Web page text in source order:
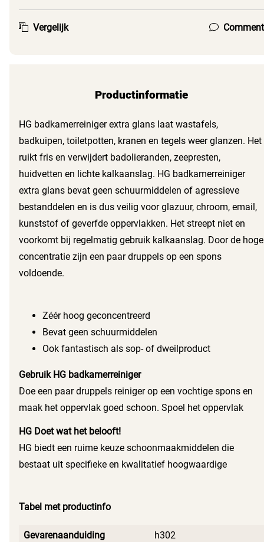
Vergelijk Comment
Productinformatie
HG badkamerreiniger extra glans laat wastafels,
badkuipen, toiletpotten, kranen en tegels weer glanzen. Het
ruikt fris en verwijdert badolieranden, zeepresten,
huidvetten en lichte kalkaanslag. HG badkamerreiniger
extra glans bevat geen schuurmiddelen of agressieve
bestanddelen en is dus veilig voor glazuur, chroom, email,
kunststof of geverfde oppervlakken. Het streept niet en
voorkomt bij regelmatig gebruik kalkaanslag. Door de hoge
concentratie zijn een paar druppels op een spons
voldoende.
Zéér hoog geconcentreerd
Bevat geen schuurmiddelen
Ook fantastisch als sop- of dweilproduct
Gebruik HG badkamerreiniger
Doe een paar druppels reiniger op een vochtige spons en
maak het oppervlak goed schoon. Spoel het oppervlak
vervolgens na of neem het af met een vochtige doek.
HG Doet wat het belooft!
HG biedt een ruime keuze schoonmaakmiddelen die
bestaat uit specifieke en kwalitatief hoogwaardige
Tabel met productinfo
Gevarenaanduiding
h302